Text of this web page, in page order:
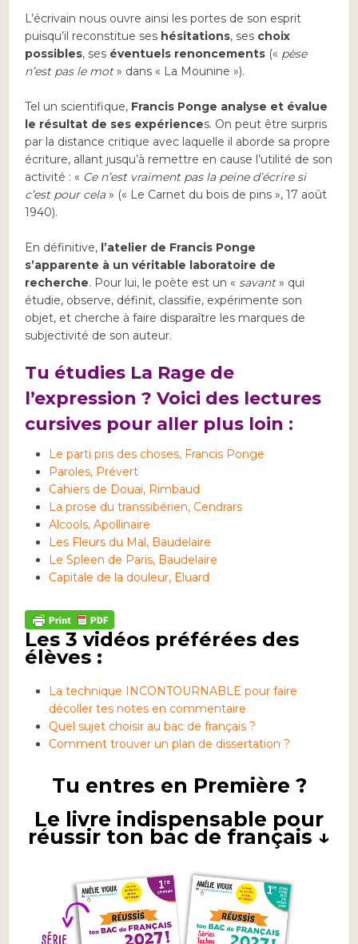
L’écrivain nous ouvre ainsi les portes de son esprit
puisqu’il reconstitue ses hésitations, ses choix
possibles, ses éventuels renoncements (« pèse
n’est pas le mot» dans « La Mounine »).
Tel un scientifique, Francis Ponge analyse et évalue
le résultat de ses expériences. On peut être surpris
par la distance critique avec laquelle il aborde sa propre
écriture, allant jusqu’à remettre en cause l’utilité de son
activité : « Ce n’est vraiment pas la peine d’écrire si
c’est pour cela» (« Le Carnet du bois de pins », 17 août
1940).
En définitive, l’atelier de Francis Ponge
s’apparente à un véritable laboratoire de
recherche. Pour lui, le poète est un « savant» qui
étudie, observe, définit, classifie, expérimente son
objet, et cherche à faire disparaître les marques de
subjectivité de son auteur.
Tu étudies La Rage de
l’expression ? Voici des lectures
cursives pour aller plus loin :
Le parti pris des choses, Francis Ponge
Paroles, Prévert
Cahiers de Douai, Rimbaud
La prose du transsibérien, Cendrars
Alcools, Apollinaire
Les Fleurs du Mal, Baudelaire
Le Spleen de Paris, Baudelaire
Capitale de la douleur, Eluard
Les 3 vidéos préférées des
élèves :
La technique INCONTOURNABLE pour faire
décoller tes notes en commentaire
Quel sujet choisir au bac de français ?
Comment trouver un plan de dissertation ?
Tu entres en Première ?
Le livre indispensable pour
réussir ton bac de français ↓